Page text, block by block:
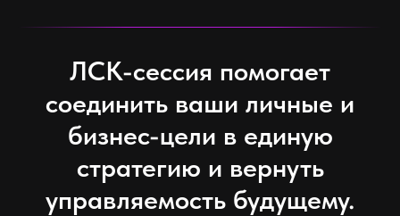
ЛСК-сессия помогает
соединить ваши личные и
бизнес-цели в единую
стратегию и вернуть
управляемость будущему.